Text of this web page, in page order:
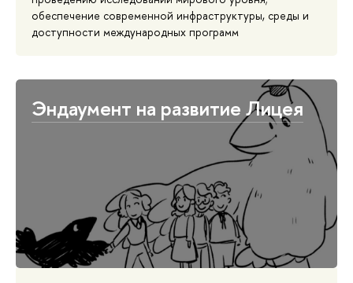
обеспечение современной инфраструктуры, среды и
доступности международных программ
Эндаумент на развитие Лицея